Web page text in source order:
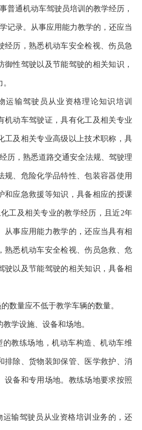
普通机动车驾驶员培训的教学经历，
记录。从事应用能力教学的，还应当
经历，熟悉机动车安全检视、伤员急
御性驾驶以及节能驾驶的相关知识，
运输驾驶员从业资格理论知识培训
机动车驾驶证，具有化工及相关专业
工及相关专业高级以上技术职称，具
历，熟悉道路交通安全法规、驾驶理
规、危险化学品特性、包装容器使用
和应急救援等知识，具备相应的授课
工及相关专业的教学经历，且近2年
从事应用能力教学的，还应当具有相
熟悉机动车安全检视、伤员急救、危
驶以及节能驾驶的相关知识，具备相
数量应不低于教学车辆的数量。
教学设施、设备和场地。
的教练场地，机动车构造、机动车维
排除、货物装卸保管、医学救护、消
设备和专用场地。教练场地要求按照
运输驾驶员从业资格培训业务的，还